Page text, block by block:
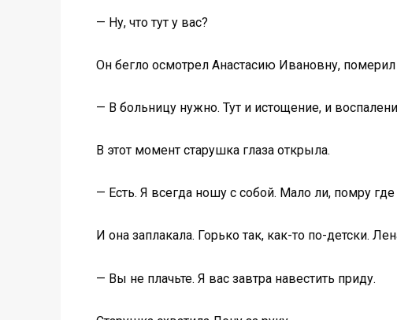
— Ну, что тут у вас?
Он бегло осмотрел Анастасию Ивановну,
— В больницу нужно. Тут и истощение, и
В этот момент старушка глаза открыла.
— Есть. Я всегда ношу с собой. Мало ли, помру
И она заплакала. Горько так, как-то по-детски.
— Вы не плачьте. Я вас завтра навестить приду.